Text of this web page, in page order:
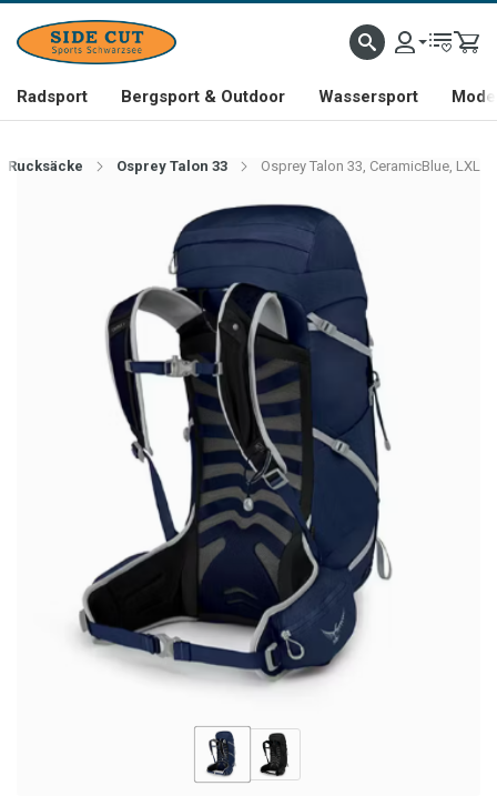
Radsport Bergsport & Outdoor Wassersport
Rucksäcke Osprey Talon 33 Osprey Talon 33, CeramicBlue, LXL